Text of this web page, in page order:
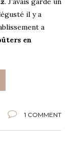
il y a
a
en
1 COMMENT